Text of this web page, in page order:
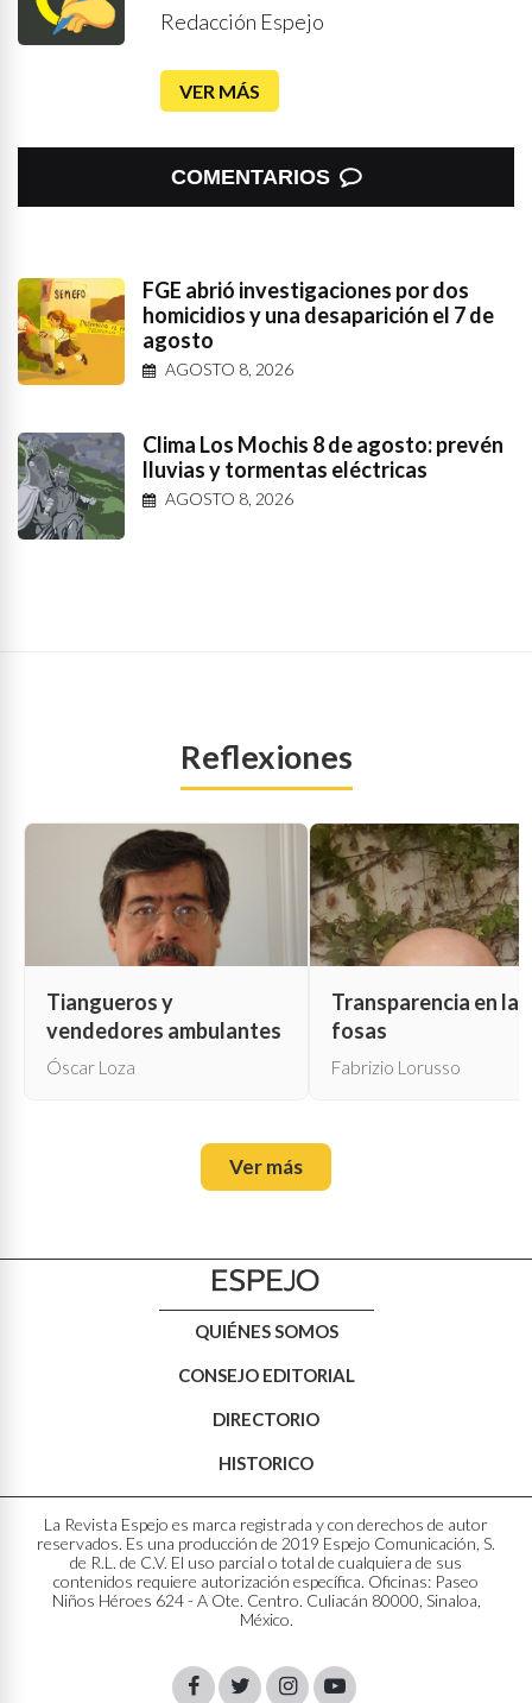
Redacción Espejo
VER MÁS
COMENTARIOS
FGE abrió investigaciones por dos
homicidios y una desaparición el 7 de
agosto
AGOSTO 8, 2026
Clima Los Mochis 8 de agosto: prevén
lluvias y tormentas eléctricas
AGOSTO 8, 2026
Reflexiones
Tiangueros y
vendedores ambulantes
Óscar Loza
Transparencia en las
fosas
Fabrizio Lorusso
Ver más
QUIÉNES SOMOS
CONSEJO EDITORIAL
DIRECTORIO
HISTORICO
La Revista Espejo es marca registrada y con derechos de autor
reservados. Es una producción de 2019 Espejo Comunicación, S.
de R.L. de C.V. El uso parcial o total de cualquiera de sus
contenidos requiere autorización específica. Oficinas: Paseo
Niños Héroes 624 - A Ote. Centro. Culiacán 80000, Sinaloa,
México.
FacebookTwitterInstagram
Youtube